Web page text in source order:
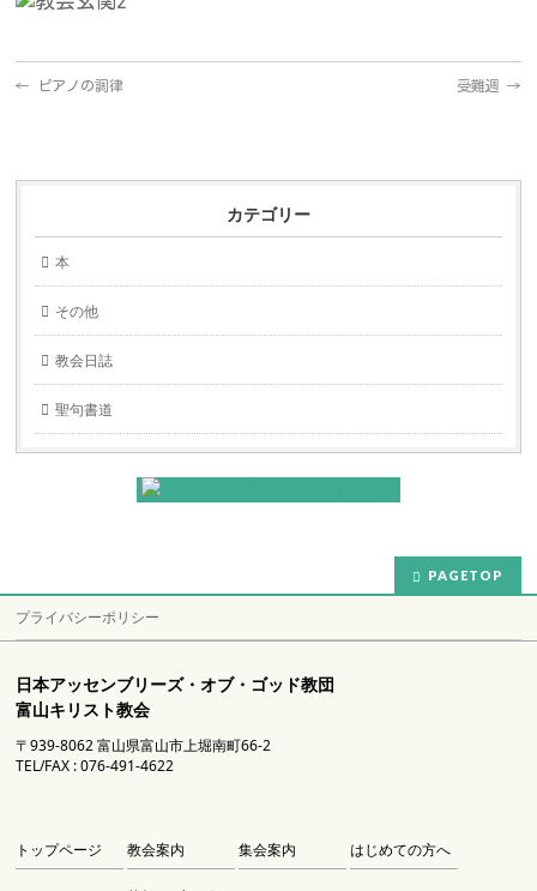
← ピアノの調律 受難週 →
カテゴリー
本
その他
教会日誌
聖句書道
PAGETOP
プライバシーポリシー
日本アッセンブリーズ・オブ・ゴッド教団
富山キリスト教会
〒939-8062 富山県富山市上堀南町66-2
TEL/FAX : 076-491-4622
トップページ 教会案内 集会案内 はじめての方へ